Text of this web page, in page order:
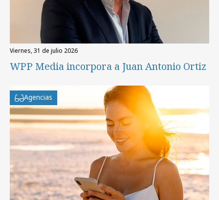
viernes, 31 de julio 2026
WPP Media incorpora a Juan Antonio Ortiz
Agencias